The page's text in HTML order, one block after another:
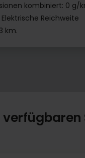
kombiniert: 0 g/
Elektrische Reichweite
km.
verfügbaren